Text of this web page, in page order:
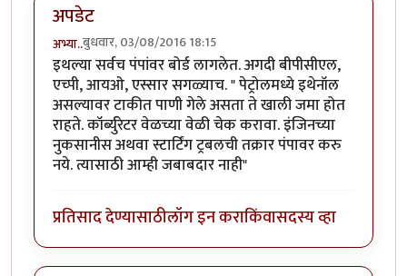
अपडेट
अभ्या..बुधवार, 03/08/2016 18:15
इथल्या सर्वच पंपांवर बोर्ड लागलेत. अगदी बीपीसीएल,
एच्पी, आयओ, एस्सार सगळ्याच. " पेट्रोलमध्ये इथेनॉल
असल्यावर टाकीत पाणी गेले असता ते खाली जमा होत
राहते. कॉर्ब्युरेटर वेळच्या वेळी चेक करावा. इंजिनच्या
नुकसानीस अथवा स्टार्टिंग ट्रबलची तक्रार पंपावर करु
नये. त्यासाठी आम्ही जबाबदार नाही"
प्रतिसाद देण्यासाठीलॉग इन कराकिंवासदस्य व्हा